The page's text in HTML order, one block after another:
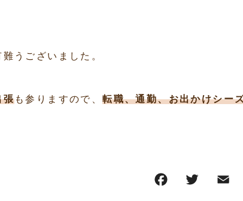
うございました。
張も参りますので、転職、通勤、お出かけシー